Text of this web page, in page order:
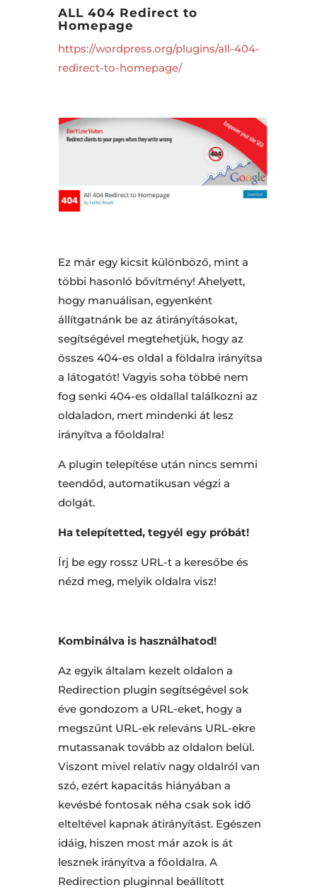
ALL 404 Redirect to
Homepage
https://wordpress.org/plugins/all-404-
redirect-to-homepage/
Ez már egy kicsit különböző, mint a
többi hasonló bővítmény! Ahelyett,
hogy manuálisan, egyenként
állítgatnánk be az átirányításokat,
segítségével megtehetjük, hogy az
összes 404-es oldal a földalra irányítsa
a látogatót! Vagyis soha többé nem
fog senki 404-es oldallal találkozni az
oldaladon, mert mindenki át lesz
irányítva a főoldalra!
A plugin telepítése után nincs semmi
teendőd, automatikusan végzi a
dolgát.
Ha telepítetted, tegyél egy próbát!
Írj be egy rossz URL-t a keresőbe és
nézd meg, melyik oldalra visz!
Kombinálva is használhatod!
Az egyik általam kezelt oldalon a
Redirection plugin segítségével sok
éve gondozom a URL-eket, hogy a
megszűnt URL-ek releváns URL-ekre
mutassanak tovább az oldalon belül.
Viszont mivel relatív nagy oldalról van
szó, ezért kapacitás hiányában a
kevésbé fontosak néha csak sok idő
elteltével kapnak átirányítást. Egészen
idáig, hiszen most már azok is át
lesznek irányítva a főoldalra. A
Redirection pluginnal beállított